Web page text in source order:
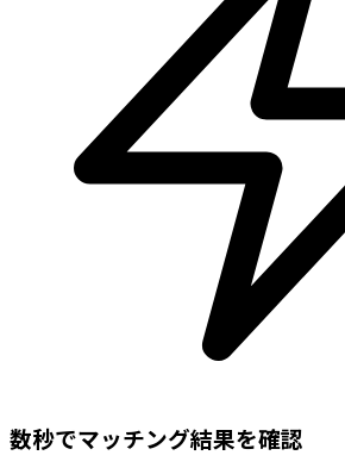
数秒でマッチング結果を確認